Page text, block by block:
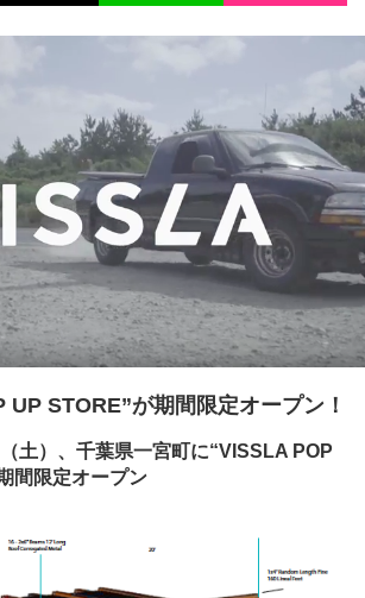
UP STORE”が期間限定オープン！
土）、千葉県一宮町に“VISSLA POP
間限定オープン